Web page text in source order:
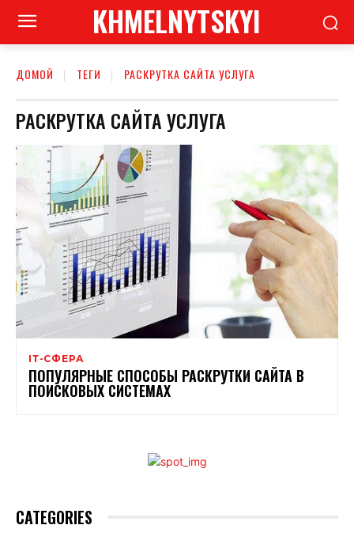
KHMELNYTSKYI
ДОМОЙ ТЕГИ РАСКРУТКА САЙТА УСЛУГА
РАСКРУТКА САЙТА УСЛУГА
ІТ-СФЕРА
ПОПУЛЯРНЫЕ СПОСОБЫ РАСКРУТКИ САЙТА В
ПОИСКОВЫХ СИСТЕМАХ
CATEGORIES